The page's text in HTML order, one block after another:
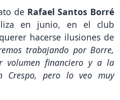
de Rafael Santos Borré
en junio, en el club
hacerse ilusiones de
trabajando por Borre,
volumen financiero y a la
Crespo, pero lo veo muy